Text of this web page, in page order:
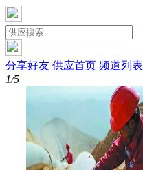
分享好友 供应首页 频道列表
1/5